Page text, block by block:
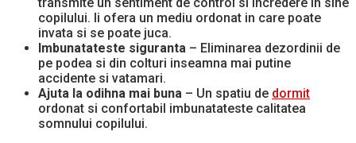
copilului. Ii ofera un mediu ordonat in care poate
invata si se poate juca.
Imbunatateste siguranta – Eliminarea dezordinii de
pe podea si din colturi inseamna mai putine
accidente si vatamari.
Ajuta la odihna mai buna – Un spatiu de dormit
ordonat si confortabil imbunatateste calitatea
somnului copilului.